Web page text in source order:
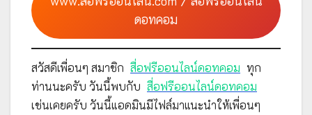
ดอทคอม
สวัสดีเพื่อนๆ สมาชิก สื่อฟรีออนไลน์ดอทคอม ทุก
ท่านนะครับ วันนี้พบกับ สื่อฟรีออนไลน์ดอทคอม
เช่นเคยครับ วันนี้แอดมินมีไฟล์มาแนะนำให้เพื่อนๆ